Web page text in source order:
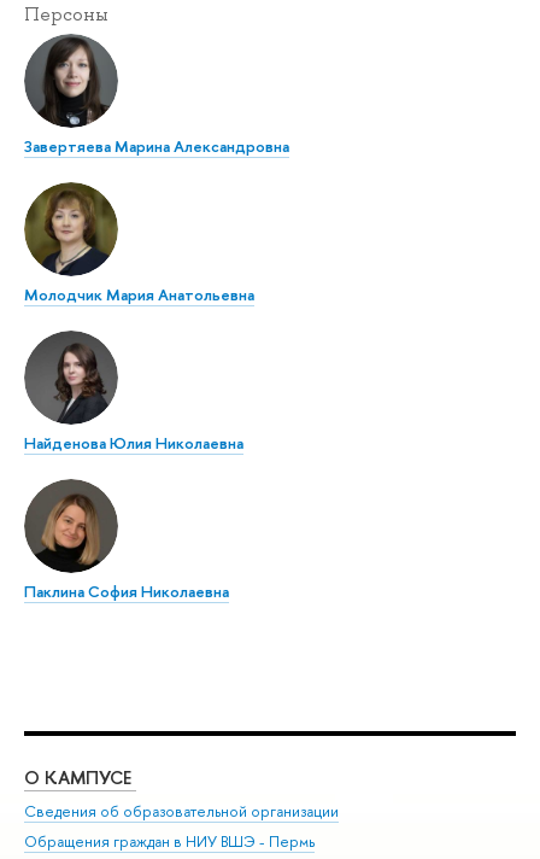
Персоны
Завертяева Марина Александровна
Молодчик Мария Анатольевна
Найденова Юлия Николаевна
Паклина София Николаевна
О КАМПУСЕ
Сведения об образовательной организации
Обращения граждан в НИУ ВШЭ - Пермь